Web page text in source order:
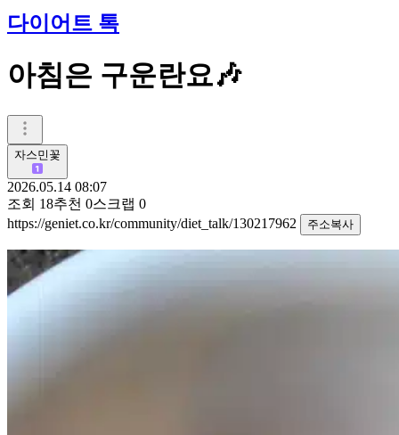
다이어트 톡
아침은 구운란요🎶
자스민꽃
2026.05.14 08:07
조회 18추천 0스크랩 0
https://geniet.co.kr/community/diet_talk/130217962
주소복사